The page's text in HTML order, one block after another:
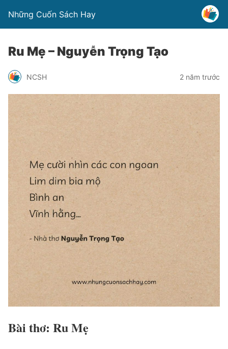
Những Cuốn Sách Hay
Ru Mẹ – Nguyễn Trọng Tạo
NCSH 2 năm trước
Bài thơ: Ru Mẹ